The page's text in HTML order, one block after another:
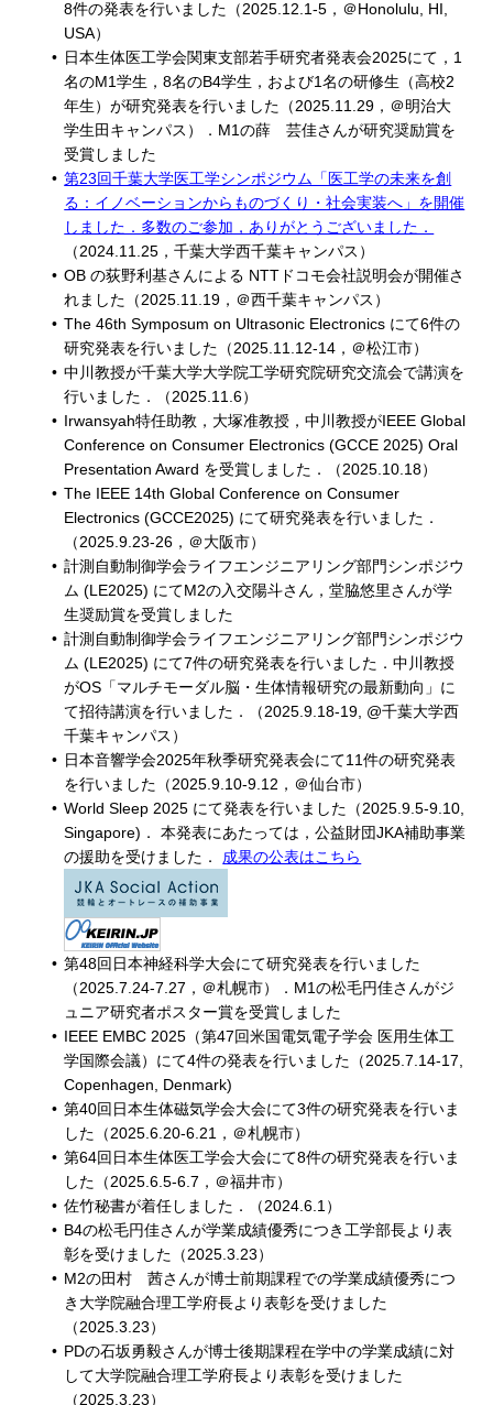
8件の発表を行いました（2025.12.1-5，＠Honolulu, HI,
USA）
日本生体医工学会関東支部若手研究者発表会2025にて，1
名のM1学生，8名のB4学生，および1名の研修生（高校2
年生）が研究発表を行いました（2025.11.29，＠明治大
学生田キャンパス）．M1の薛 芸佳さんが研究奨励賞を
受賞しました
第23回千葉大学医工学シンポジウム「医工学の未来を創
る：イノベーションからものづくり・社会実装へ」を開催
しました．多数のご参加，ありがとうございました．
（2024.11.25，千葉大学西千葉キャンパス）
OB の荻野利基さんによる NTTドコモ会社説明会が開催さ
れました（2025.11.19，＠西千葉キャンパス）
The 46th Symposum on Ultrasonic Electronics にて6件の
研究発表を行いました（2025.11.12-14，＠松江市）
中川教授が千葉大学大学院工学研究院研究交流会で講演を
行いました．（2025.11.6）
Irwansyah特任助教，大塚准教授，中川教授がIEEE Global
Conference on Consumer Electronics (GCCE 2025) Oral
Presentation Award を受賞しました．（2025.10.18）
The IEEE 14th Global Conference on Consumer
Electronics (GCCE2025) にて研究発表を行いました．
（2025.9.23-26，＠大阪市）
計測自動制御学会ライフエンジニアリング部門シンポジウ
ム (LE2025) にてM2の入交陽斗さん，堂脇悠里さんが学
生奨励賞を受賞しました
計測自動制御学会ライフエンジニアリング部門シンポジウ
ム (LE2025) にて7件の研究発表を行いました．中川教授
がOS「マルチモーダル脳・生体情報研究の最新動向」に
て招待講演を行いました．（2025.9.18-19, @千葉大学西
千葉キャンパス）
日本音響学会2025年秋季研究発表会にて11件の研究発表
を行いました（2025.9.10-9.12，＠仙台市）
World Sleep 2025 にて発表を行いました（2025.9.5-9.10,
Singapore)． 本発表にあたっては，公益財団JKA補助事業
の援助を受けました． 成果の公表はこちら
第48回日本神経科学大会にて研究発表を行いました
（2025.7.24-7.27，＠札幌市）．M1の松毛円佳さんがジ
ュニア研究者ポスター賞を受賞しました
IEEE EMBC 2025（第47回米国電気電子学会 医用生体工
学国際会議）にて4件の発表を行いました（2025.7.14-17,
Copenhagen, Denmark)
第40回日本生体磁気学会大会にて3件の研究発表を行いま
した（2025.6.20-6.21，＠札幌市）
第64回日本生体医工学会大会にて8件の研究発表を行いま
した（2025.6.5-6.7，＠福井市）
佐竹秘書が着任しました．（2024.6.1）
B4の松毛円佳さんが学業成績優秀につき工学部長より表
彰を受けました（2025.3.23）
M2の田村 茜さんが博士前期課程での学業成績優秀につ
き大学院融合理工学府長より表彰を受けました
（2025.3.23）
PDの石坂勇毅さんが博士後期課程在学中の学業成績に対
して大学院融合理工学府長より表彰を受けました
（2025.3.23）